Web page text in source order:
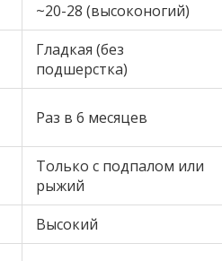
~20-28 (высоконогий)
Гладкая (без
подшерстка)
Раз в 6 месяцев
Только с подпалом или
рыжий
Высокий